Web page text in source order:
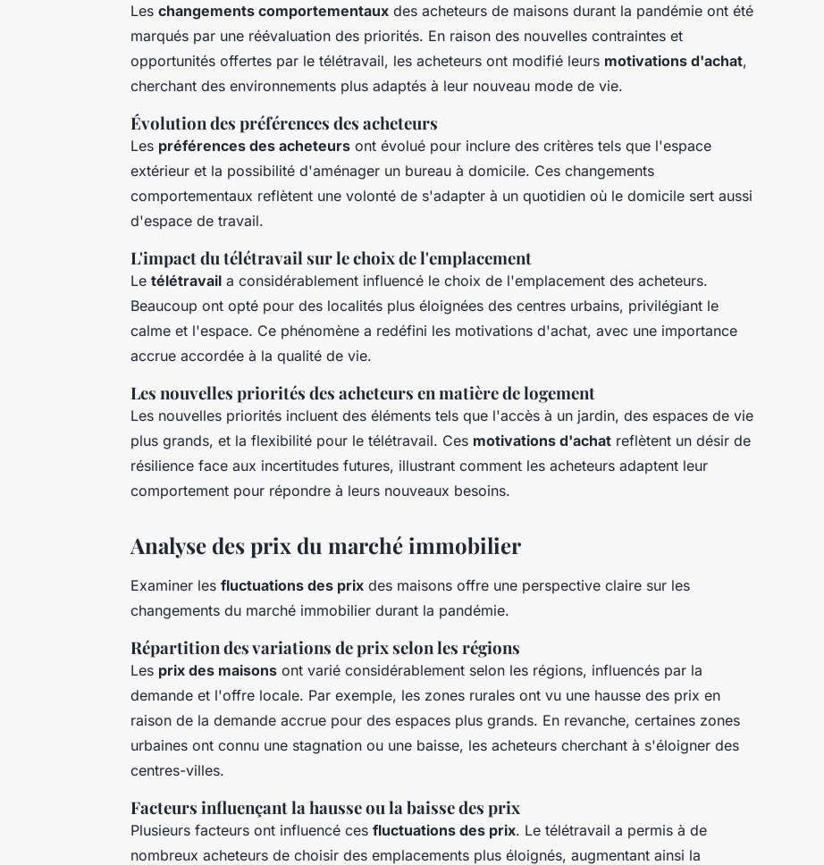
Les changements comportementaux des acheteurs de maisons durant la pandémie ont été
marqués par une réévaluation des priorités. En raison des nouvelles contraintes et
opportunités offertes par le télétravail, les acheteurs ont modifié leurs motivations d'achat,
cherchant des environnements plus adaptés à leur nouveau mode de vie.
Évolution des préférences des acheteurs
Les préférences des acheteurs ont évolué pour inclure des critères tels que l'espace
extérieur et la possibilité d'aménager un bureau à domicile. Ces changements
comportementaux reflètent une volonté de s'adapter à un quotidien où le domicile sert aussi
d'espace de travail.
L'impact du télétravail sur le choix de l'emplacement
Le télétravail a considérablement influencé le choix de l'emplacement des acheteurs.
Beaucoup ont opté pour des localités plus éloignées des centres urbains, privilégiant le
calme et l'espace. Ce phénomène a redéfini les motivations d'achat, avec une importance
accrue accordée à la qualité de vie.
Les nouvelles priorités des acheteurs en matière de logement
Les nouvelles priorités incluent des éléments tels que l'accès à un jardin, des espaces de vie
plus grands, et la flexibilité pour le télétravail. Ces motivations d'achat reflètent un désir de
résilience face aux incertitudes futures, illustrant comment les acheteurs adaptent leur
comportement pour répondre à leurs nouveaux besoins.
Analyse des prix du marché immobilier
Examiner les fluctuations des prix des maisons offre une perspective claire sur les
changements du marché immobilier durant la pandémie.
Répartition des variations de prix selon les régions
Les prix des maisons ont varié considérablement selon les régions, influencés par la
demande et l'offre locale. Par exemple, les zones rurales ont vu une hausse des prix en
raison de la demande accrue pour des espaces plus grands. En revanche, certaines zones
urbaines ont connu une stagnation ou une baisse, les acheteurs cherchant à s'éloigner des
centres-villes.
Facteurs influençant la hausse ou la baisse des prix
Plusieurs facteurs ont influencé ces fluctuations des prix. Le télétravail a permis à de
nombreux acheteurs de choisir des emplacements plus éloignés, augmentant ainsi la